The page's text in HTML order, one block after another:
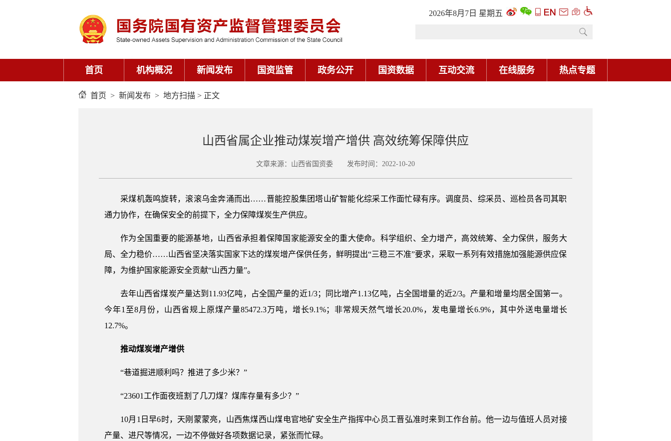
2026年8月7日 星期五
首页 机构概况 新闻发布 国资监管 政务公开 国资数据 互动交流 在线服务 热点专题
首页 > 新闻发布 > 地方扫描 > 正文
山西省属企业推动煤炭增产增供 高效统筹保障供应
文章来源：山西省国资委 发布时间：2022-10-20
采煤机轰鸣旋转，滚滚乌金奔涌而出……晋能控股集团塔山矿智能化综采工作面忙碌有序。调度员、综采员、巡检员各司其职
通力协作，在确保安全的前提下，全力保障煤炭生产供应。
作为全国重要的能源基地，山西省承担着保障国家能源安全的重大使命。科学组织、全力增产，高效统筹、全力保供，服务大
局、全力稳价……山西省坚决落实国家下达的煤炭增产保供任务，鲜明提出“三稳三不准”要求，采取一系列有效措施加强能源供应保
障，为维护国家能源安全贡献“山西力量”。
去年山西省煤炭产量达到11.93亿吨，占全国产量的近1/3；同比增产1.13亿吨，占全国增量的近2/3。产量和增量均居全国第一。
今年1至8月份，山西省规上原煤产量85472.3万吨，增长9.1%；非常规天然气增长20.0%，发电量增长6.9%，其中外送电量增长
12.7%。
推动煤炭增产增供
“巷道掘进顺利吗？推进了多少米？”
“23601工作面夜班割了几刀煤？煤库存量有多少？”
10月1日早6时，天刚蒙蒙亮，山西焦煤西山煤电官地矿安全生产指挥中心员工晋弘准时来到工作台前。他一边与值班人员对接
产量、进尺等情况，一边不停做好各项数据记录，紧张而忙碌。